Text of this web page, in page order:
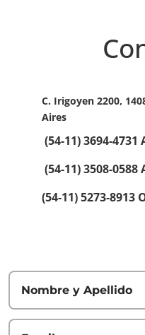
C. Irigoyen 2200,
Aires
(54-11) 3694-4731
(54-11) 3508-0588
(54-11) 5273-8913